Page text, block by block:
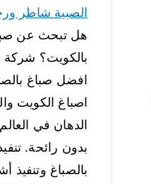
الصبية شاطر
هل تبحث عن
بالكويت؟ شركة
افضل صباغ
اصباغ الكويت
الدهان في
بدون رائحة.
بالصباغ وتنفيذ